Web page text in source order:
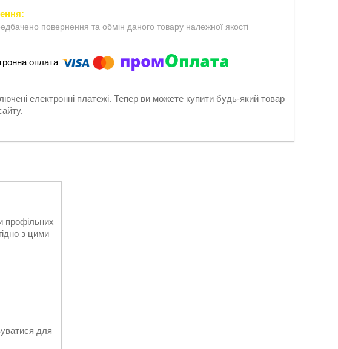
повернення та обмін даного товару належної якості
електронні платежі. Тепер ви можете купити будь-який товар
профільних
з цими
для